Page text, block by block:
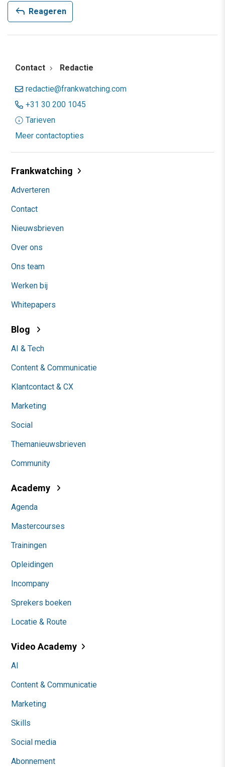
reply Reageren
Contact Redactie
redactie@frankwatching.com
+31 30 200 1045
Tarieven
Meer contactopties
Frankwatching
Adverteren
Contact
Nieuwsbrieven
Over ons
Ons team
Werken bij
Whitepapers
Blog
AI & Tech
Content & Communicatie
Klantcontact & CX
Marketing
Social
Themanieuwsbrieven
Community
Academy
Agenda
Mastercourses
Trainingen
Opleidingen
Incompany
Sprekers boeken
Locatie & Route
Video Academy
AI
Content & Communicatie
Marketing
Skills
Social media
Abonnement